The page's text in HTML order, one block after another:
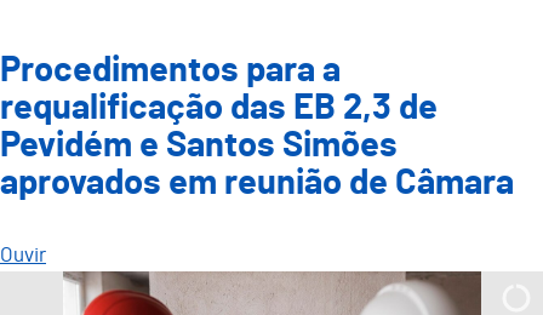
Procedimentos para a
requalificação das EB 2,3 de
Pevidém e Santos Simões
aprovados em reunião de Câmara
Ouvir